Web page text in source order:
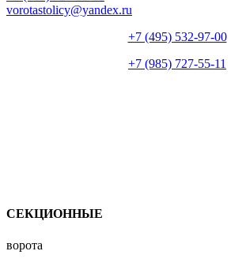
vorotastolicy@yandex.ru
+7 (495) 532-97-00
+7 (985) 727-55-11
СЕКЦИОННЫЕ
ворота